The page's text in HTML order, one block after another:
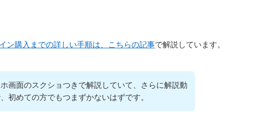
ン購入までの詳しい手順は、こちらの記事で解説しています。
画面のスクショつきで解説していて、さらに解説動
初めての方でもつまずかないはずです。